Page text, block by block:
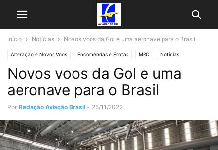
Início Notícias Novos voos da Gol e uma aeronave para o Brasil
Alteração e Novos Voos Encomendas e Frotas MRO Notícias
Últimas Noticias
Novos voos da Gol e uma
aeronave para o Brasil
Por Redação Aviação Brasil - 25/11/2022